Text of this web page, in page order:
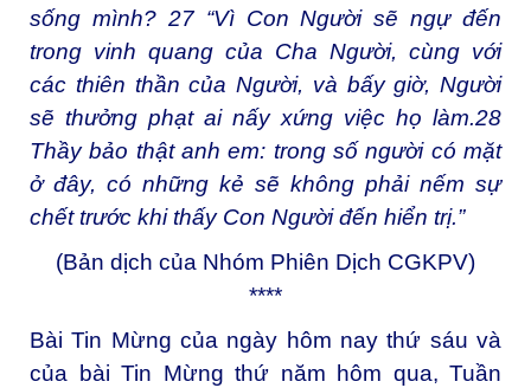
sống mình? 27“Vì Con Người sẽ ngự đến
trong vinh quang của Cha Người, cùng với
các thiên thần của Người, và bấy giờ, Người
sẽ thưởng phạt ai nấy xứng việc họ làm.28
Thầy bảo thật anh em: trong số người có mặt
ở đây, có những kẻ sẽ không phải nếm sự
chết trước khi thấy Con Người đến hiển trị.”
(Bản dịch của Nhóm Phiên Dịch CGKPV)
****
Bài Tin Mừng của ngày hôm nay thứ sáu và
của bài Tin Mừng thứ năm hôm qua, Tuần